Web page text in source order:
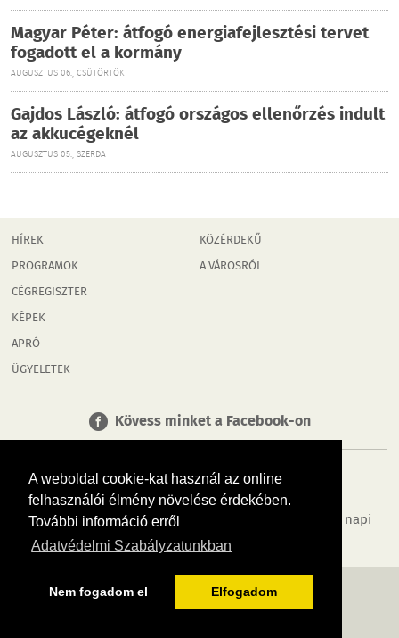
A weboldal cookie-kat használ az online
felhasználói élmény növelése érdekében.
További információ erről
Adatvédelmi Szabályzatunkban
Nem fogadom el Elfogadom
Magyar Péter: átfogó energiafejlesztési tervet
fogadott el a kormány
AUGUSZTUS 06., CSÜTÖRTÖK
Gajdos László: átfogó országos ellenőrzés indult
az akkucégeknél
AUGUSZTUS 05., SZERDA
HÍREK
PROGRAMOK
CÉGREGISZTER
KÉPEK
APRÓ
ÜGYELETEK
KÖZÉRDEKŰ
A VÁROSRÓL
Kövess minket a Facebook-on
Tudj meg többet városodról! Hírek, programok, képek, napi
menü, cégek…. és minden, ami Győr
MÉDIAAJÁNLÓ ADATVÉDELEM IMPRESSZUM RÓLUNK